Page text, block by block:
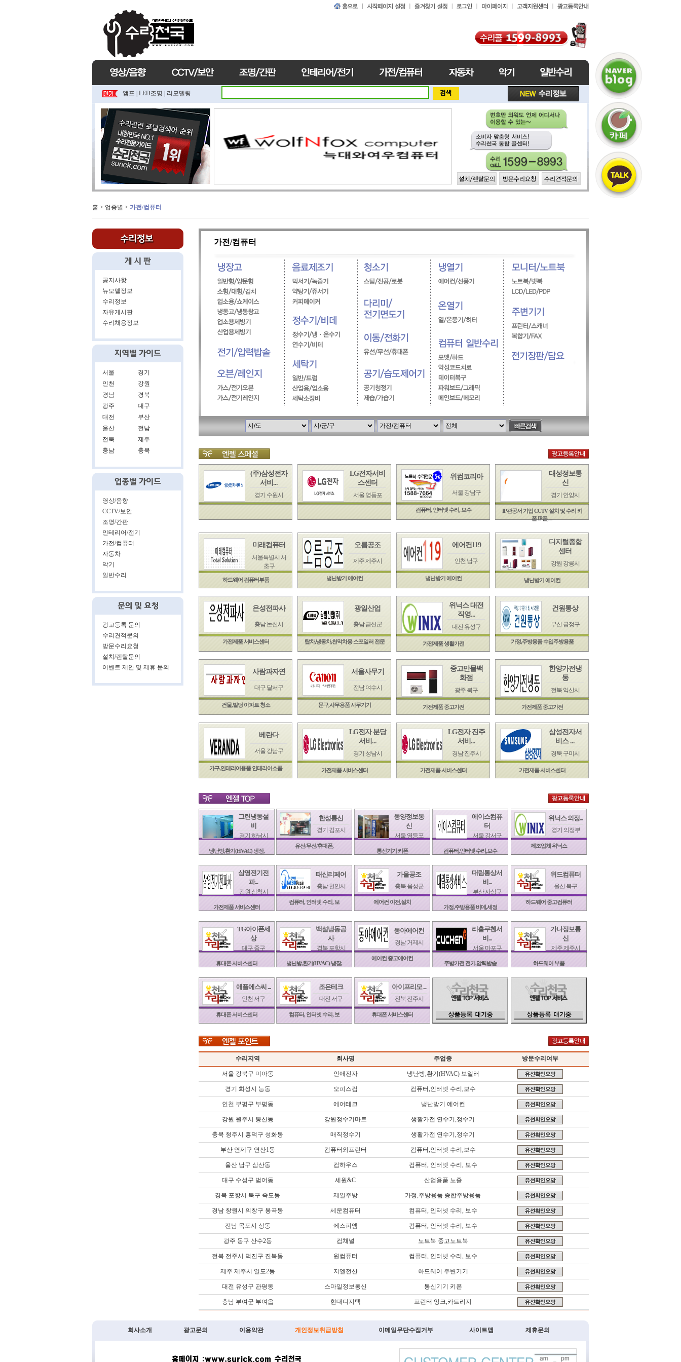
앰프 LED조명 리모델링
홈 > 업종별 > 가전/컴퓨터
공지사항
뉴모델정보
수리정보
자유게시판
수리채용정보
서울
경기
인천
강원
경남
경북
광주
대구
대전
부산
울산
전남
전북
제주
충남
충북
영상/음향
CCTV/보안
조명/간판
인테리어/전기
가전/컴퓨터
자동차
악기
일반수리
광고등록 문의
수리견적문의
방문수리요청
설치/렌탈문의
이벤트 제안 및 제휴 문의
가전/컴퓨터
(주)삼성전자
서비...
경기 수원시
LG전자서비
스센터
서울 영등포
위컴코리아
서울 강남구
컴퓨터, 인터넷 수리, 보수
대성정보통
신
경기 안양시
IP관공서 기업 CCTV 설치 및 수리 키
폰 IP폰, ...
미래컴퓨터
서울특별시 서
초구
하드웨어 컴퓨터부품
오름공조
제주 제주시
냉난방기 에어컨
에어컨119
인천 남구
냉난방기 에어컨
디지털종합
센터
강원 강릉시
냉난방기 에어컨
은성전파사
충남 논산시
가전제품 서비스센터
광일산업
충남 금산군
탑차,냉동차,천막차용 스포일러 전문
위닉스 대전
직영...
대전 유성구
가전제품 생활가전
건원통상
부산 금정구
가정,주방용품 수입주방용품
사람과자연
대구 달서구
건물,빌딩 아파트 청소
서울사무기
전남 여수시
문구,사무용품 사무기기
중고만물백
화점
광주 북구
가전제품 중고가전
한양가전냉
동
전북 익산시
가전제품 중고가전
베란다
서울 강남구
가구,인테리어용품 인테리어소품
LG전자 분당
서비...
경기 성남시
가전제품 서비스센터
LG전자 진주
서비...
경남 진주시
가전제품 서비스센터
삼성전자서
비스 ...
경북 구미시
가전제품 서비스센터
그린냉동설
비
경기 하남시
냉난방,환기(HVAC) 냉장,
한성통신
경기 김포시
유선/무선/휴대폰,
동양정보통
신
서울 영등포
통신기기 키폰
에이스컴퓨
터
서울 강서구
컴퓨터,인터넷 수리,보수
위닉스 의정...
경기 의정부
제조업체 위닉스
삼영전기전
파...
강원 삼척시
가전제품 서비스센터
태신리페어
충남 천안시
컴퓨터, 인터넷 수리, 보
가울공조
충북 음성군
에어컨 이전,설치
대림통상서
비...
부산 사상구
가정,주방용품 비데,세정
위드컴퓨터
울산 북구
하드웨어 중고컴퓨터
TG아이폰세
상
대구 중구
휴대폰 서비스센터
백설냉동공
사
경북 포항시
냉난방,환기(HVAC) 냉장,
동아에어컨
경남 거제시
에어컨 중고에어컨
리홈쿠첸서
비...
서울 마포구
주방가전 전기,압력밥솥
가나정보통
신
제주 제주시
하드웨어 부품
애플에스씨 ...
인천 서구
휴대폰 서비스센터
조은테크
대전 서구
컴퓨터, 인터넷 수리, 보
아이프리모 ...
전북 전주시
휴대폰 서비스센터
수리지역 회사명 주업종 방문수리여부
서울 강북구 미아동 인애전자 냉난방,환기(HVAC) 보일러
경기 화성시 능동 오피스컴 컴퓨터,인터넷 수리,보수
인천 부평구 부평동 에어테크 냉난방기 에어컨
강원 원주시 봉산동 강원정수기마트 생활가전 연수기,정수기
충북 청주시 흥덕구 성화동 매직정수기 생활가전 연수기,정수기
부산 연제구 연산1동 컴퓨터와프린터 컴퓨터,인터넷 수리,보수
울산 남구 삼산동 컴하우스 컴퓨터, 인터넷 수리, 보수
대구 수성구 범어동 세원&C 산업용품 노즐
경북 포항시 북구 죽도동 제일주방 가정,주방용품 종합주방용품
경남 창원시 의창구 봉곡동 세운컴퓨터 컴퓨터, 인터넷 수리, 보수
전남 목포시 상동 에스피엠 컴퓨터, 인터넷 수리, 보수
광주 동구 산수2동 컴채널 노트북 중고노트북
전북 전주시 덕진구 진북동 원컴퓨터 컴퓨터, 인터넷 수리, 보수
제주 제주시 일도2동 지엘전산 하드웨어 주변기기
대전 유성구 관평동 스마일정보통신 통신기기 키폰
충남 부여군 부여읍 현대디지텍 프린터 잉크,카트리지
회사소개 광고문의 이용약관 개인정보취급방침 이메일무단수집거부 사이트맵 제휴문의